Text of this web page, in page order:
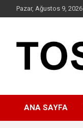
to
Pazar, Ağustos 9, 2026
ANA SAYFA